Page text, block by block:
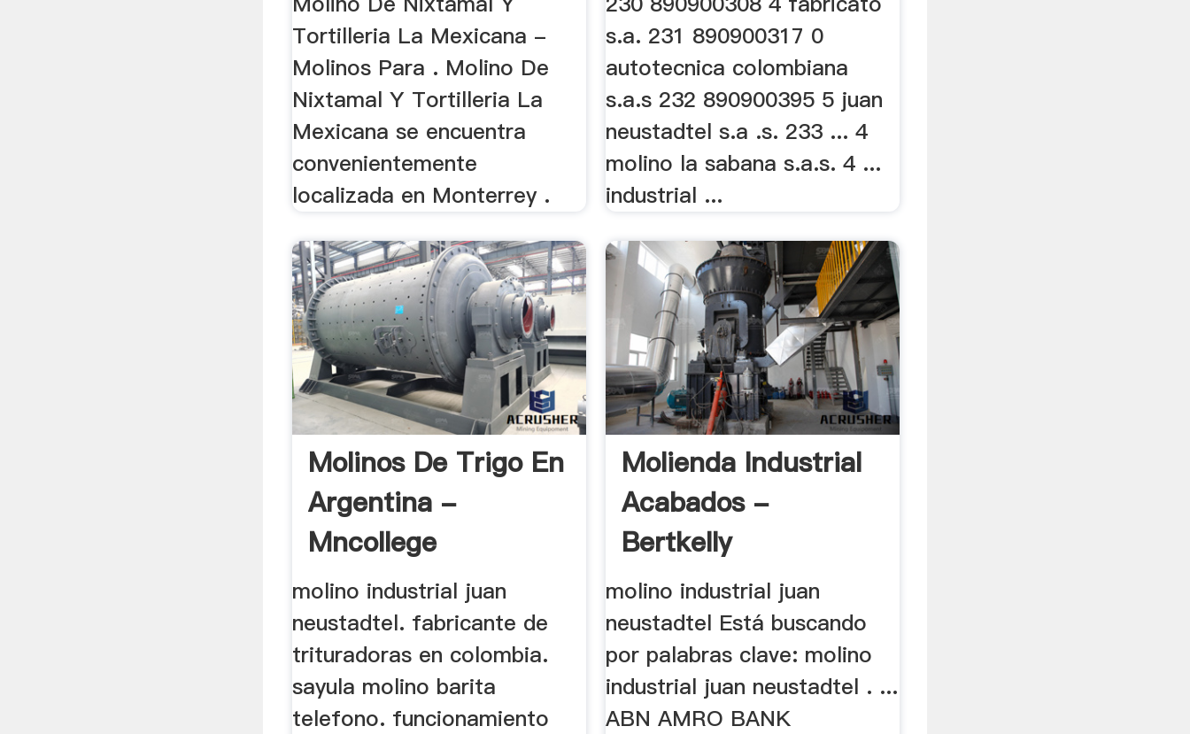
Tortilleria La Mexicana -
Molinos Para . Molino De
Nixtamal Y Tortilleria La
Mexicana se encuentra
convenientemente
localizada en Monterrey .
s.a. 231 890900317 0
autotecnica colombiana
s.a.s 232 890900395 5 juan
neustadtel s.a .s. 233 ... 4
molino la sabana s.a.s. 4 ...
industrial ...
Molinos De Trigo En
Argentina -
Mncollege
molino industrial juan
neustadtel. fabricante de
trituradoras en colombia.
sayula molino barita
telefono. funcionamiento
Molienda Industrial
Acabados -
Bertkelly
molino industrial juan
neustadtel Está buscando
por palabras clave: molino
industrial juan neustadtel . ...
ABN AMRO BANK